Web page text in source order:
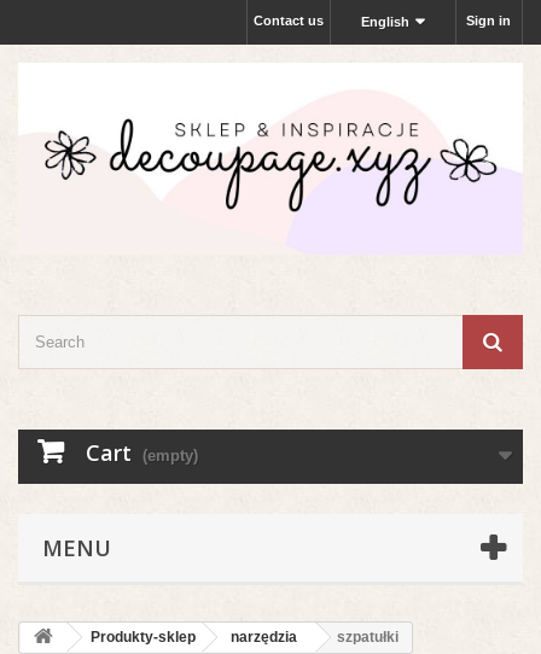
Sign in
English
Contact us
Cart (empty)
MENU
Produkty-sklep narzędzia szpatułki